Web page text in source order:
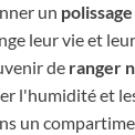
un
leur vie et
de ranger
l'humidité et
un